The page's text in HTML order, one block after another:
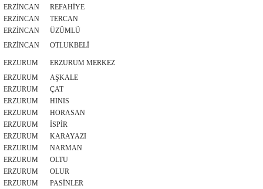
ERZİNCAN
REFAHİYE
ERZİNCAN
TERCAN
ERZİNCAN
ÜZÜMLÜ
ERZİNCAN
OTLUKBELİ
ERZURUM
ERZURUM MERKEZ
ERZURUM
AŞKALE
ERZURUM
ÇAT
ERZURUM
HINIS
ERZURUM
HORASAN
ERZURUM
İSPİR
ERZURUM
KARAYAZI
ERZURUM
NARMAN
ERZURUM
OLTU
ERZURUM
OLUR
ERZURUM
PASİNLER